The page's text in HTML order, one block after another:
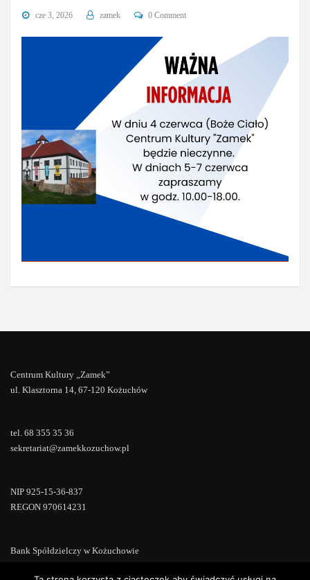
cze 3, 2026 zamek 0 Comment
Centrum Kultury „Zamek”
ul. Klasztorna 14, 67-120 Kożuchów
tel. 68 355 35 36
sekretariat@zamekkozuchow.pl
NIP 925-15-36-837
REGON 970614231
Bank Spółdzielczy w Kożuchowie